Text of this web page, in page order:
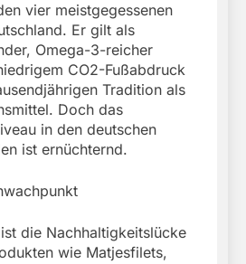
vier meistgegessenen
Er gilt als
Omega-3-reicher
CO2-Fußabdruck
Tradition als
Doch das
in den deutschen
ist ernüchternd.
die Nachhaltigkeitslücke
wie Matjesfilets,